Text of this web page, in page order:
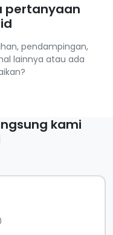
pertanyaan
pendampingan,
lainnya atau ada
kami